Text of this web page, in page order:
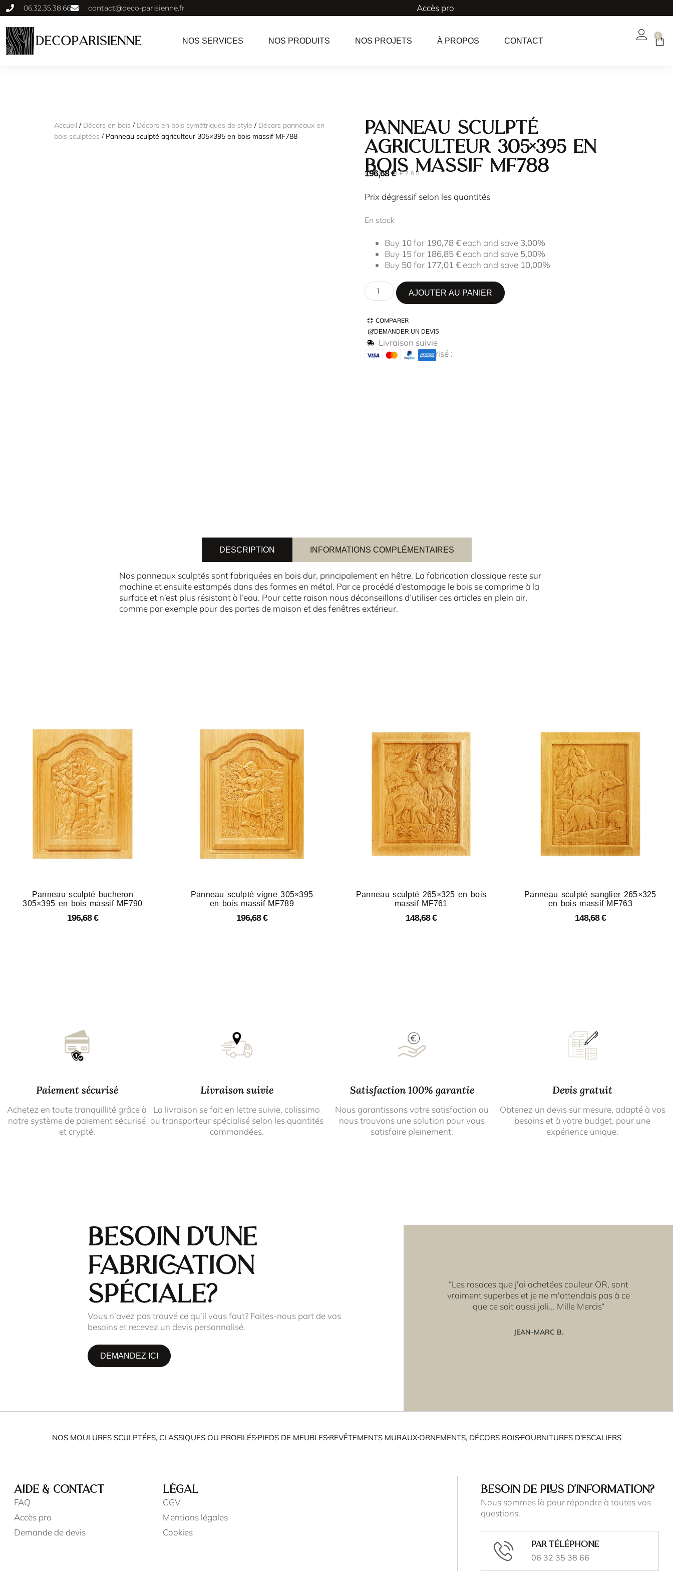
06.32.35.38.66 contact@deco-parisienne.fr Accès pro
NOS SERVICES NOS PRODUITS NOS PROJETS À PROPOS CONTACT
0
Accueil / Décors en bois / Décors en bois symétriques de style / Décors panneaux en
bois sculptées / Panneau sculpté agriculteur 305×395 en bois massif MF788
Panneau sculpté
agriculteur 305×395 en
bois massif MF788
SKU : MF788
196,68€
Prix dégressif selon les quantités
En stock
Buy 10for 190,78€ each and save 3,00%
Buy 15for 186,85€ each and save 5,00%
Buy 50for 177,01€ each and save 10,00%
AJOUTER AU PANIER
COMPARER
DEMANDER UN DEVIS
Livraison suivie
Paiement sécurisé :
DESCRIPTION INFORMATIONS COMPLÉMENTAIRES
Nos panneaux sculptés sont fabriquées en bois dur, principalement en hêtre. La fabrication classique reste sur
machine et ensuite estampés dans des formes en métal. Par ce procédé d’estampage le bois se comprime à la
surface et n’est plus résistant à l’eau. Pour cette raison nous déconseillons d’utiliser ces articles en plein air,
comme par exemple pour des portes de maison et des fenêtres extérieur.
Panneau sculpté bucheron
305×395 en bois massif MF790
196,68€
Panneau sculpté vigne 305×395
en bois massif MF789
196,68€
Panneau sculpté 265×325 en bois
massif MF761
148,68€
Panneau sculpté sanglier 265×325
en bois massif MF763
148,68€
Paiement sécurisé
Achetez en toute tranquillité grâce à
notre système de paiement sécurisé
et crypté.
Livraison suivie
La livraison se fait en lettre suivie, colissimo
ou transporteur spécialisé selon les quantités
commandées.
Satisfaction 100% garantie
Nous garantissons votre satisfaction ou
nous trouvons une solution pour vous
satisfaire pleinement.
Devis gratuit
Obtenez un devis sur mesure, adapté à vos
besoins et à votre budget, pour une
expérience unique.
Besoin d'une
fabrication
spéciale?
Vous n’avez pas trouvé ce qu’il vous faut? Faites-nous part de vos
besoins et recevez un devis personnalisé.
DEMANDEZ ICI
“Les rosaces que j'ai achetées couleur OR, sont
vraiment superbes et je ne m'attendais pas à ce
que ce soit aussi joli... Mille Mercis“
JEAN-MARC B.
NOS MOULURES SCULPTÉES, CLASSIQUES OU PROFILÉSPIEDS DE MEUBLESREVÊTEMENTS MURAUXORNEMENTS, DÉCORS BOISFOURNITURES D'ESCALIERS
AIDE & CONTACT
FAQ
Accès pro
Demande de devis
LÉGAL
CGV
Mentions légales
Cookies
BESOIN DE PLUS D'INFORMATION?
Nous sommes là pour répondre à toutes vos
questions.
Par téléphone
06 32 35 38 66